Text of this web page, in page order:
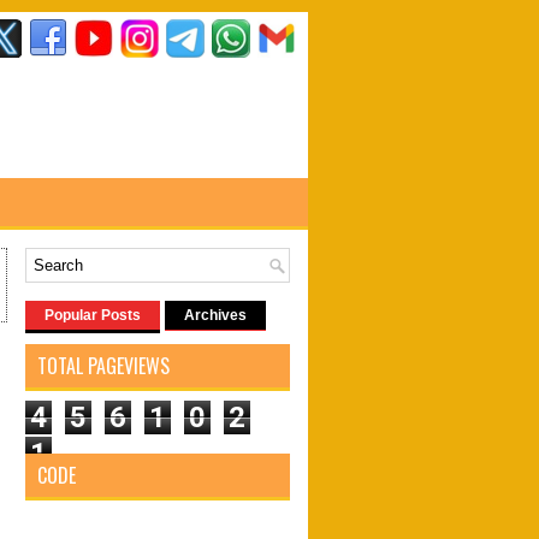
Popular Posts Archives
TOTAL PAGEVIEWS
4 5 6 1 0
2
1
CODE